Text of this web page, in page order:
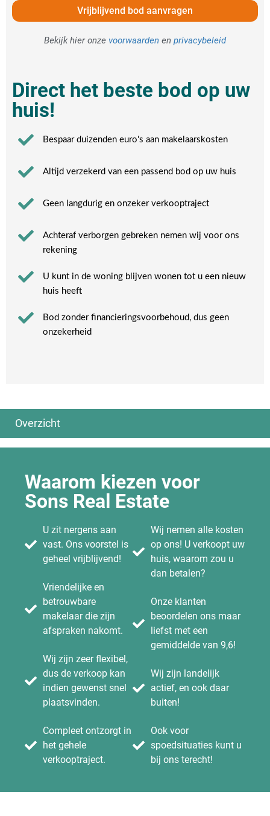
Vrijblijvend bod aanvragen
Bekijk hier onze voorwaarden en privacybeleid
Direct het beste bod op uw
huis!
Bespaar duizenden euro's aan makelaarskosten
Altijd verzekerd van een passend bod op uw huis
Geen langdurig en onzeker verkooptraject
Achteraf verborgen gebreken nemen wij voor ons
rekening​
U kunt in de woning blijven wonen tot u een nieuw
huis heeft​
Bod zonder financieringsvoorbehoud, dus geen
onzekerheid​
Overzicht
Algemeen
Wanneer huis verkopen?
Huis verkopen & financiën
Mag je je huis goedkoop verkopen?
Huis met verlies verkopen
Huis verkopen bij scheiding
Huis verkopen uit elkaar
Ik wil van mijn huis af
Wij kopen uw woning
Ik kan mijn huis niet meer betalen
Mijn huis raakt niet verkocht
Huis met spoed verkopen
Huis verkopen vanuit buitenland
Direct uw huis verkopen?
Huis gegarandeerd verkopen
Huis met inboedel verkopen
Huis met onderhuur of
onderverhuurd verkopen
Huis snel verkopen na aankoop?
Huis verkopen binnen 1 week
Ook interessant
Huis verkopen of verhuren
Woningruil
Uw huis verkopen: hoe we de prijs
Huis verkopen via
Huis verkopen via Facebook
Huis verkopen via marktplaats?
huren
Huis verkopen en huren
overwaarde
Huis verkopen en dan huren
Huis verkopen - met
Huis verkopen met makelaar
Huis verkopen met demente
partner
Huis verkopen met meubels
Huis verkopen met voorlopig
Waarom kiezen voor
Sons Real Estate
U zit nergens aan
vast. Ons voorstel is
geheel vrijblijvend!
Vriendelijke en
betrouwbare
makelaar die zijn
afspraken nakomt.
Wij zijn zeer flexibel,
dus de verkoop kan
indien gewenst snel
plaatsvinden.
Compleet ontzorgt in
het gehele
verkooptraject.
Wij nemen alle kosten
op ons! U verkoopt uw
huis, waarom zou u
dan betalen?
Onze klanten
beoordelen ons maar
liefst met een
gemiddelde van 9,6!
Wij zijn landelijk
actief, en ook daar
buiten!
Ook voor
spoedsituaties kunt u
bij ons terecht!